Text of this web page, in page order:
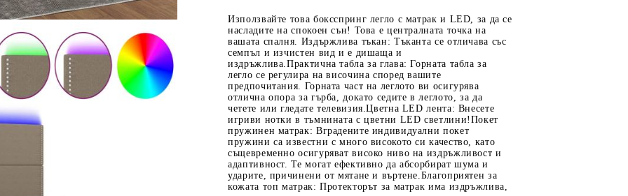
Използвайте това боксспринг легло с матрак и LED, за да се
насладите на спокоен сън! Това е централната точка на
вашата спалня. Издържлива тъкан: Тъканта се отличава със
семпъл и изчистен вид и е дишаща и
издръжлива.Практична табла за глава: Горната табла за
легло се регулира на височина според вашите
предпочитания. Горната част на леглото ви осигурява
отлична опора за гърба, докато седите в леглото, за да
четете или гледате телевизия.Цветна LED лента: Внесете
игриви нотки в тъмнината с цветни LED светлини!Покет
пружинен матрак: Вградените индивидуални покет
пружини са известни с много високото си качество, като
същевременно осигуряват високо ниво на издръжливост и
адаптивност. Те могат ефективно да абсорбират шума и
ударите, причинени от мятане и въртене.Благоприятен за
кожата топ матрак: Протекторът за матрак има издръжлива,